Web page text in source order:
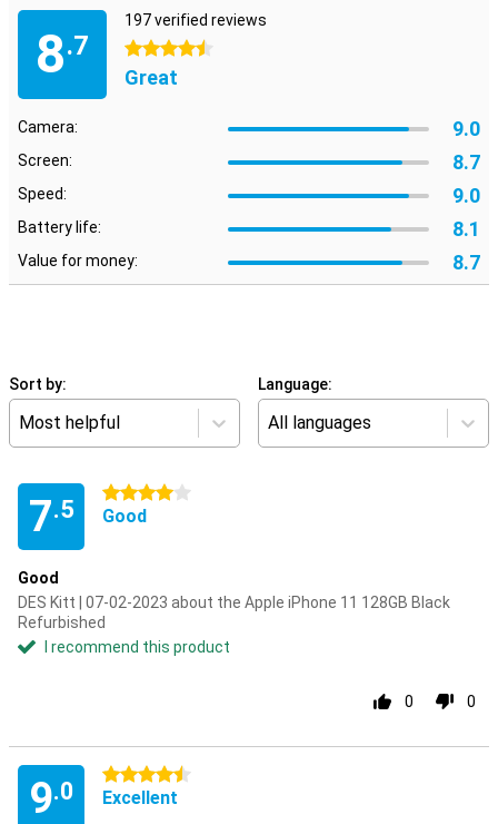
8.7
197 verified reviews
4.5 stars
Great
Camera: 9.0
Screen: 8.7
Speed: 9.0
Battery life: 8.1
Value for money: 8.7
Sort by:
Most helpful
Language:
All languages
7.5
4 stars
Good
Good
DES Kitt | 07-02-2023 about the Apple iPhone 11 128GB Black
Refurbished
I recommend this product
0 0
9.0
4.5 stars
Excellent